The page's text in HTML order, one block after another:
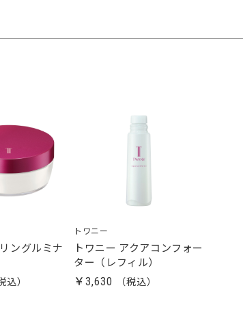
ングルミナ
トワニー
トワニー アクアコンフォー
ター（レフィル）
￥3,630